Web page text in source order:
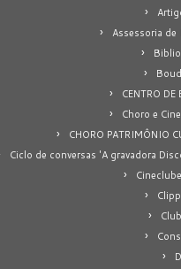
Assessoria
CENTRO DE
Choro e
CHORO PATRIMÔNIO
Ciclo de conversas 'A gravadora